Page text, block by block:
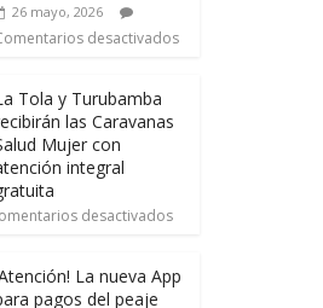
26 mayo, 2026
desactivados
Tola y Turubamba
las Caravanas
Mujer con
integral
desactivados
La nueva App
pagos del peaje